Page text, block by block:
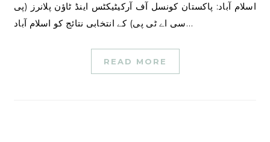
اسلام آباد: پاکستان کونسل آف آرکیٹیکٹس اینڈ ٹاؤن پلانرز (پی
سی اے ٹی پی) کے انتخابی نتائج کو اسلام آباد…
READ MORE